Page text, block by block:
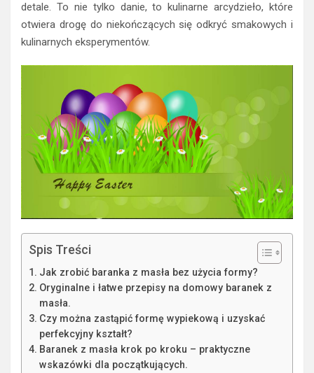
detale. To nie tylko danie, to kulinarne arcydzieło, które
otwiera drogę do niekończących się odkryć smakowych i
kulinarnych eksperymentów.
Spis Treści
Jak zrobić baranka z masła bez użycia formy?
Oryginalne i łatwe przepisy na domowy baranek z
masła.
Czy można zastąpić formę wypiekową i uzyskać
perfekcyjny kształt?
Baranek z masła krok po kroku – praktyczne
wskazówki dla początkujących.